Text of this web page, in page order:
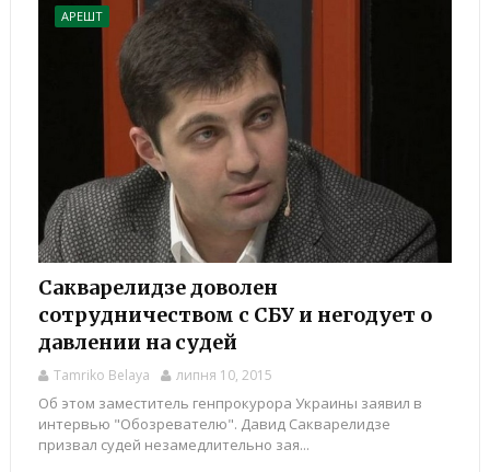
АРЕШТ
Сакварелидзе доволен
сотрудничеством с СБУ и негодует о
давлении на судей
Tamriko Belaya липня 10, 2015
Об этом заместитель генпрокурора Украины заявил в
интервью "Обозревателю". Давид Сакварелидзе
призвал судей незамедлительно зая...